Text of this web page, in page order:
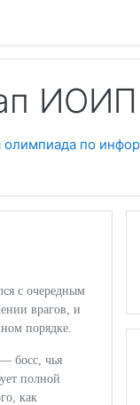
ИОИП
олимпиада по
с очередным
врагов, и
порядке.
босс, чья
полной
как